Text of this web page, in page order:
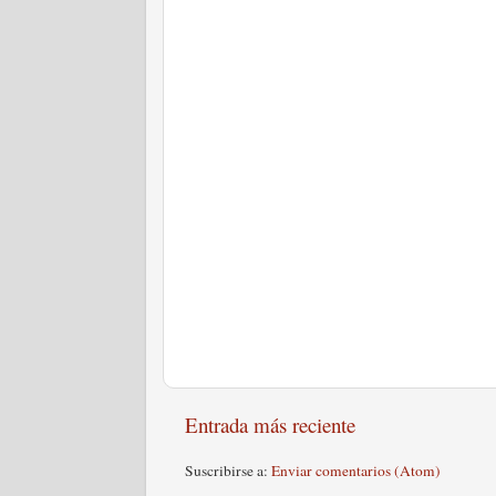
Entrada más reciente
Suscribirse a: Enviar comentarios (Atom)